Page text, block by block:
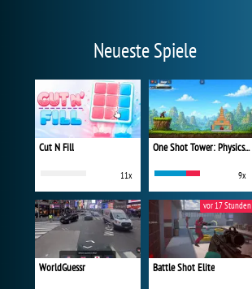
Neueste Spiele
Cut N Fill
11x
One Shot Tower: Physics Destroyer
9x
WorldGuessr Battle Shot Elite
vor 17 Stunden